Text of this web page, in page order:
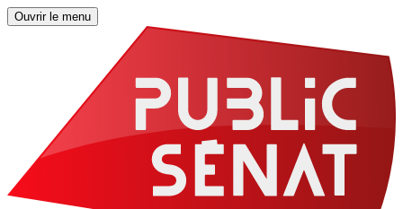
Ouvrir le menu